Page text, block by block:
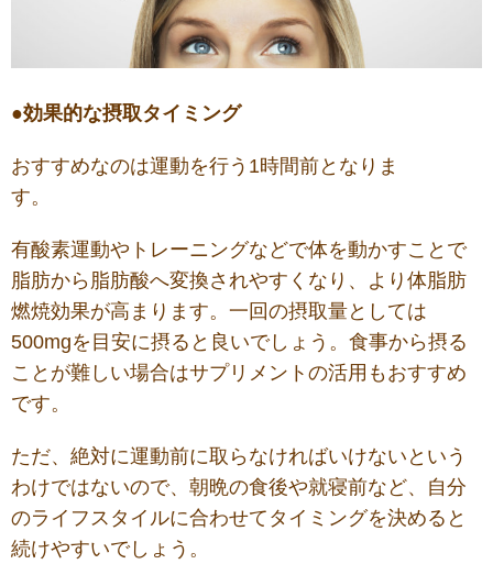
●効果的な摂取タイミング
おすすめなのは運動を行う1時間前となりま
す。
有酸素運動やトレーニングなどで体を動かすことで
脂肪から脂肪酸へ変換されやすくなり、より体脂肪
燃焼効果が高まります。一回の摂取量としては
500mgを目安に摂ると良いでしょう。食事から摂る
ことが難しい場合はサプリメントの活用もおすすめ
です。
ただ、絶対に運動前に取らなければいけないという
わけではないので、朝晩の食後や就寝前など、自分
のライフスタイルに合わせてタイミングを決めると
続けやすいでしょう。